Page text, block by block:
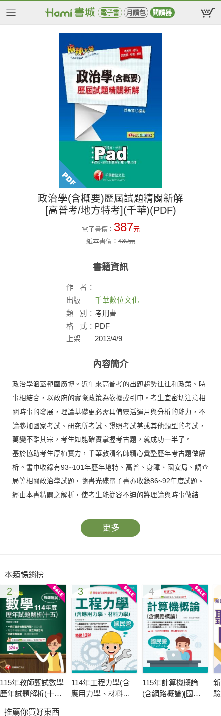
電子書 月讀包 閱讀器
政治學(含概要)歷屆試題精闢新解
[高普考/地方特考](千華)(PDF)
電子書價： 387元
紙本書價：430元
書籍資訊
作
者：
出版
社：
千華數位文化
類
別： 考用書
格
式： PDF
上架
2013/4/9
內容簡介
政治學涵蓋範圍廣博。近年來高普考的出題趨勢往往和政策、時
事相結合，以政府的實際政策為依據或引申。考生宜密切注意相
關時事的發展，理論基礎更必需具備靈活運用與分析的能力，不
論參加國家考試、研究所考試、證照考試甚或其他類型的考試，
萬變不離其宗，考生如能確實掌握考古題，就成功一半了。
基於協助考生厚植實力，千華敦請名師精心彙整歷年考古題做解
析。書中收錄有93~101年歷年地特、高普、身障、國安局、調查
局等相關政治學試題，隨書光碟電子書亦收錄86~92年度試題。
經由本書精闢之解析，使考生能從容不迫的將理論與時事做結
更多
本類暢銷榜
2
115年教師甄試數學
歷年試題解析(十
3
114年工程力學(含
應用力學、材料力
4
115年計算機概論
(含網路概論)[國民
推薦你買好東西